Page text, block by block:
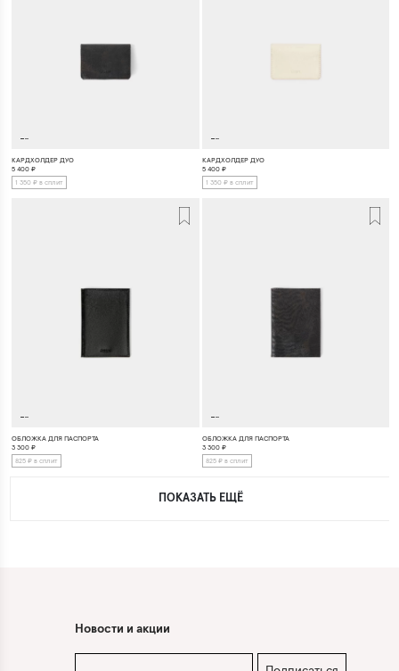
КАРДХОЛДЕР ДУО
5 400 ₽
1 350 ₽ в сплит
КАРДХОЛДЕР ДУО
5 400₽
1 350 ₽ в сплит
ОБЛОЖКА ДЛЯ ПАСПОРТА
3 300 ₽
825 ₽ в сплит
ОБЛОЖКА ДЛЯ ПАСПОРТА
3 300₽
825 ₽ в сплит
ПОКАЗАТЬ ЕЩЁ
Новости и акции